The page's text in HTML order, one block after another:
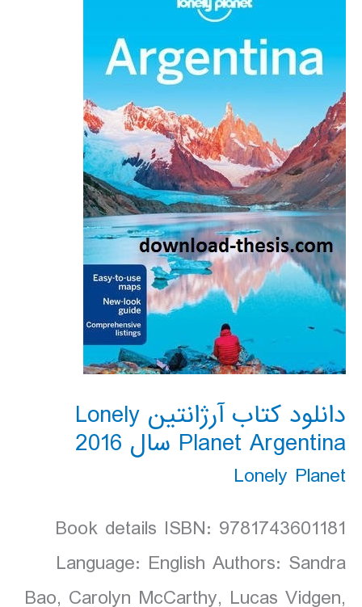
دانلود کتاب آرژانتین Lonely
Planet Argentina سال 2016
Lonely Planet
Book details ISBN: 9781743601181
Language: English Authors: Sandra
Bao, Carolyn McCarthy, Lucas Vidgen,